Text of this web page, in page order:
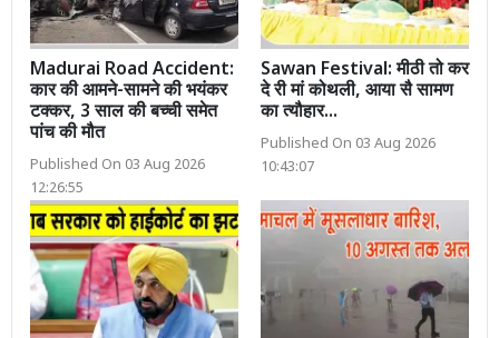
Madurai Road Accident:
कार की आमने-सामने की भयंकर
टक्कर, 3 साल की बच्ची समेत
पांच की मौत
Published On 03 Aug 2026
12:26:55
Sawan Festival: मीठी तो कर
दे री मां कोथली, आया सै सामण
का त्यौहार...
Published On 03 Aug 2026
10:43:07